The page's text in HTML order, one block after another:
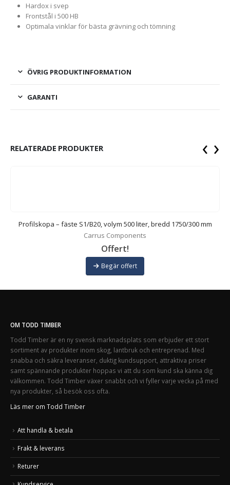
Hardox i svep
Frontstål i 500 HB
Optimala vinklar för bästa grävning och tömning
ÖVRIG PRODUKTINFORMATION
GARANTI
RELATERADE PRODUKTER
Profilskopa – fäste S1/B20, volym 500 liter, bredd 1750/300 mm
Carrus Components
Offert!
Begär offert
‹ ›
OM TODD TIMBER
Todd Timber är en ny svensk marknadsplats som erbjuder ett stort
sortiment av produkter inom skog, lantbruk och entreprenad. Med
snabba och säkra leveranser, duktig kundsupport, attraktiva priser
samt spännande produkter hoppas vi att du som kund ska känna dig
välkommen. Todd Timber växer snabbt och vi fyller varje vecka på med
nya produkter, så besök oss ofta.
Läs mer om Todd Timber
Att handla & betala
Frakt & leverans
Returer